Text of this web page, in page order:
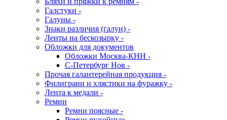
Галстуки -
Галуны -
Знаки различия (галун) -
Ленты на бескозырку -
Обложки для документов
Обложки Москва-КНН -
С-Петербург Нов -
Прочая галантерейная продукция -
Филиграни и хлястики на фуражку -
Лента к медали -
Ремни
Ремни поясные -